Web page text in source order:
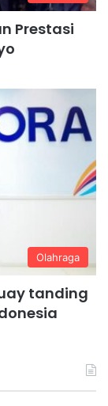
Prestasi
Olahraga
tanding